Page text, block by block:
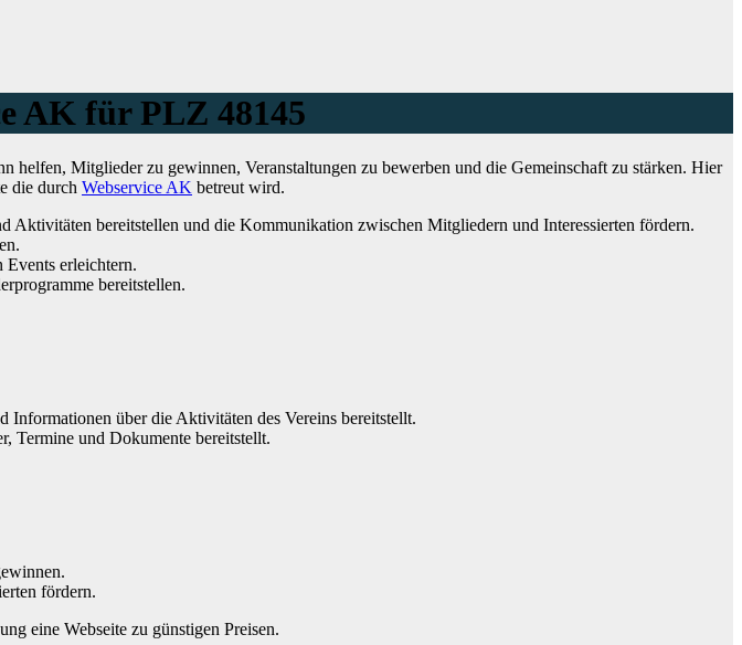
AK für PLZ 48145
Mitglieder zu gewinnen, Veranstaltungen zu bewerben und die Gemeinschaft zu stärken. Hier
die durch Webservice AK betreut wird.
Aktivitäten bereitstellen und die Kommunikation zwischen Mitgliedern und Interessierten fördern.
Events erleichtern.
bereitstellen.
Informationen über die Aktivitäten des Vereins bereitstellt.
Termine und Dokumente bereitstellt.
fördern.
eine Webseite zu günstigen Preisen.